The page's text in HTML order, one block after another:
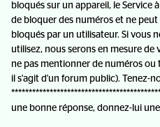
bloqués sur un appareil, le Service
de bloquer des numéros et ne
bloqués par un utilisateur. Si vous
utilisez, nous serons en mesure de
ne pas mentionner de numéros
il s'agit d'un forum public). Tenez-
une bonne réponse, donnez-lui